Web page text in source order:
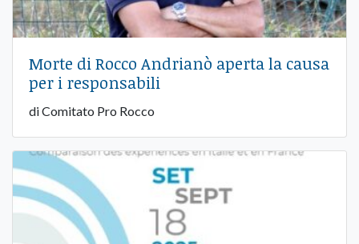
Morte di Rocco Andrianò aperta la causa
per i responsabili
di Comitato Pro Rocco